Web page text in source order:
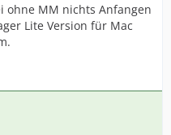
ohne MM nichts Anfangen
Lite Version für Mac